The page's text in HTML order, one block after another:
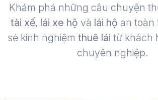
Khám phá những câu chuyện
tài xế, lái xe hộ và lái hộ an toàn
sẻ kinh nghiệm thuê lái từ khách
chuyên nghiệp.